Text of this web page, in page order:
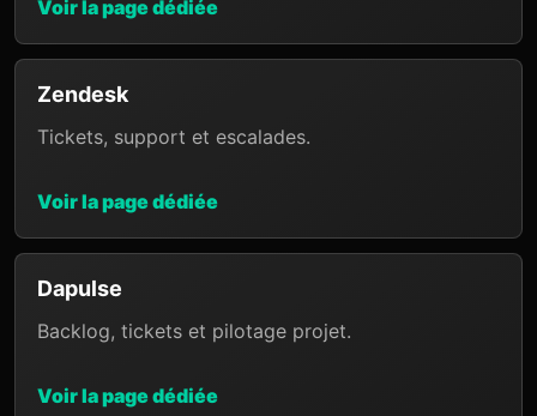
Voir la page dédiée
Zendesk
Tickets, support et escalades.
Voir la page dédiée
Dapulse
Backlog, tickets et pilotage projet.
Voir la page dédiée